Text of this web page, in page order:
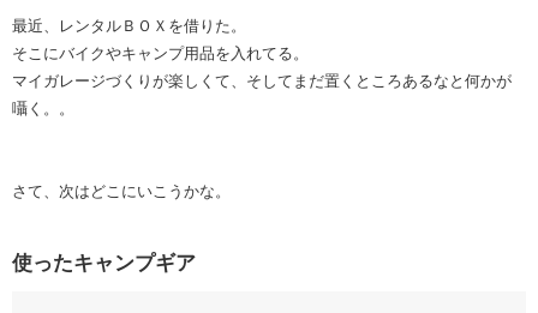
最近、レンタルＢＯＸを借りた。
そこにバイクやキャンプ用品を入れてる。
マイガレージづくりが楽しくて、そしてまだ置くところあるなと何かが
囁く。。
さて、次はどこにいこうかな。
使ったキャンプギア